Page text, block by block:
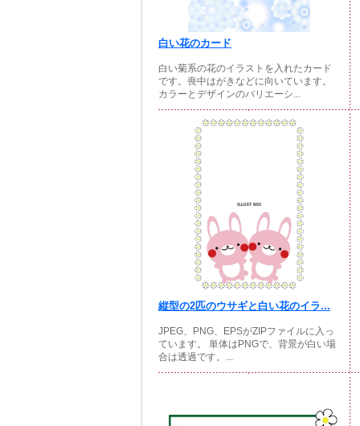
白い花のカード
白い菊系の花のイラストを入れたカード
です。喪中はがきなどに向いています。
カラーとデザインのバリエーシ...
縦型の2匹のウサギと白い花のイラ...
JPEG、PNG、EPSがZIPファイルに入っ
ています。 単体はPNGで、背景が白い場
合は透過です。...